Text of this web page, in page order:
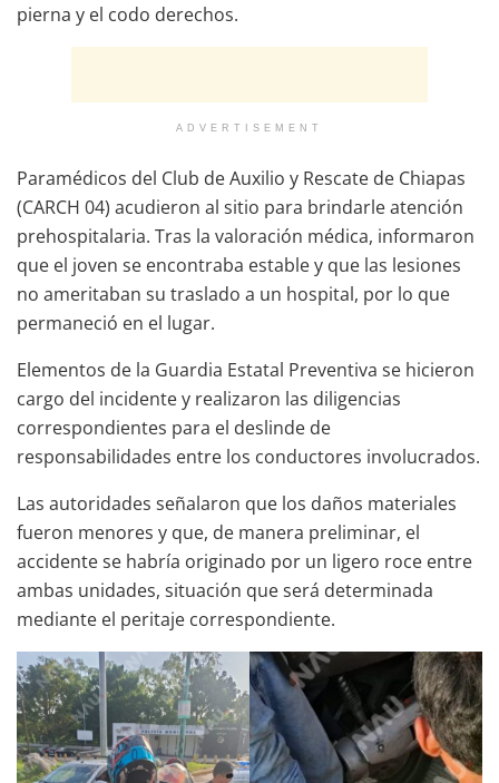
pierna y el codo derechos.
ADVERTISEMENT
Paramédicos del Club de Auxilio y Rescate de Chiapas
(CARCH 04) acudieron al sitio para brindarle atención
prehospitalaria. Tras la valoración médica, informaron
que el joven se encontraba estable y que las lesiones
no ameritaban su traslado a un hospital, por lo que
permaneció en el lugar.
Elementos de la Guardia Estatal Preventiva se hicieron
cargo del incidente y realizaron las diligencias
correspondientes para el deslinde de
responsabilidades entre los conductores involucrados.
Las autoridades señalaron que los daños materiales
fueron menores y que, de manera preliminar, el
accidente se habría originado por un ligero roce entre
ambas unidades, situación que será determinada
mediante el peritaje correspondiente.